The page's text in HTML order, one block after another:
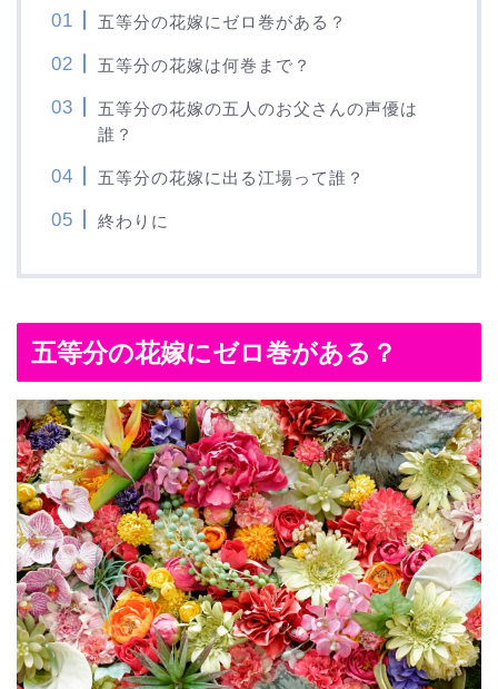
五等分の花嫁にゼロ巻がある？
五等分の花嫁は何巻まで？
五等分の花嫁の五人のお父さんの声優は
誰？
五等分の花嫁に出る江場って誰？
終わりに
五等分の花嫁にゼロ巻がある？